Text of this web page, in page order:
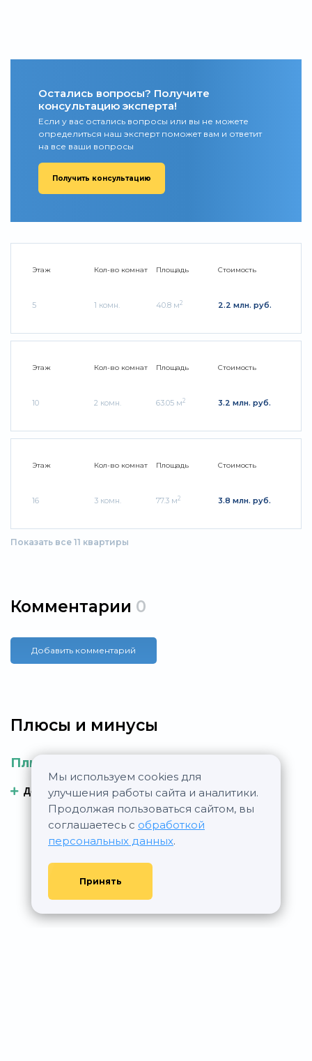
Мы используем cookies для
улучшения работы сайта и аналитики.
Продолжая пользоваться сайтом, вы
соглашаетесь с обработкой
персональных данных.
Принять
Остались вопросы? Получите
консультацию эксперта!
Если у вас остались вопросы или вы не можете
определиться наш эксперт поможет вам и ответит
на все ваши вопросы
Получить консультацию
Этаж
5
Кол-во комнат
1 комн.
Площадь
40.8 м2
Стоимость
2.2 млн. руб.
Этаж
10
Кол-во комнат
2 комн.
Площадь
63.05 м2
Стоимость
3.2 млн. руб.
Этаж
16
Кол-во комнат
3 комн.
Площадь
77.3 м2
Стоимость
3.8 млн. руб.
Показать все 11 квартиры
Комментарии 0
Добавить комментарий
Плюсы и минусы
Плюсы
Добавить плюс Добавить минус